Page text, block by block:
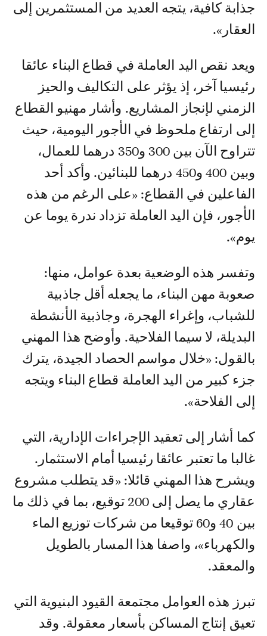
جذابة كافية، يتجه العديد من المستثمرين إلى
العقار».
ويعد نقص اليد العاملة في قطاع البناء عائقا
رئيسيا آخر، إذ يؤثر على التكاليف والحيز
الزمني لإنجاز المشاريع. وأشار مهنيو القطاع
إلى ارتفاع ملحوظ في الأجور اليومية، حيث
تتراوح الآن بين 300 و350 درهما للعمال،
وبين 400 و450 درهما للبنائين. وأكد أحد
الفاعلين في القطاع: «على الرغم من هذه
الأجور، فإن اليد العاملة تزداد ندرة يوما عن
يوم».
وتفسر هذه الوضعية بعدة عوامل، منها:
صعوبة مهن البناء، ما يجعله أقل جاذبية
للشباب، وإغراء الهجرة، وجاذبية الأنشطة
البديلة، لا سيما الفلاحية. وأوضح هذا المهني
بالقول: «خلال مواسم الحصاد الجيدة، يترك
جزء كبير من اليد العاملة قطاع البناء ويتجه
إلى الفلاحة».
كما أشار إلى تعقيد الإجراءات الإدارية، التي
غالبا ما تعتبر عائقا رئيسيا أمام الاستثمار.
ويشرح هذا المهني قائلا: «قد يتطلب مشروع
عقاري ما يصل إلى 200 توقيع، بما في ذلك ما
بين 40 و60 توقيعا من شركات توزيع الماء
والكهرباء»، واصفا هذا المسار بالطويل
والمعقد.
تبرز هذه العوامل مجتمعة القيود البنيوية التي
تعيق إنتاج المساكن بأسعار معقولة. وقد